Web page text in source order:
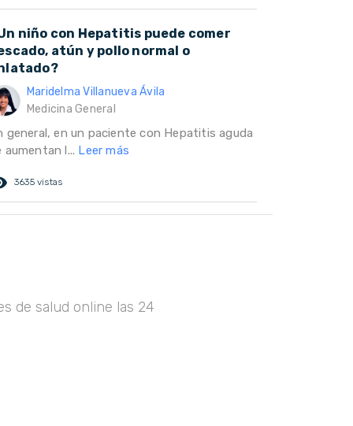
niño con Hepatitis puede comer
atún y pollo normal o
Maridelma Villanueva Ávila
Medicina General
general, en un paciente con Hepatitis aguda
aumentan l... Leer más
3635 vistas
de salud online las 24